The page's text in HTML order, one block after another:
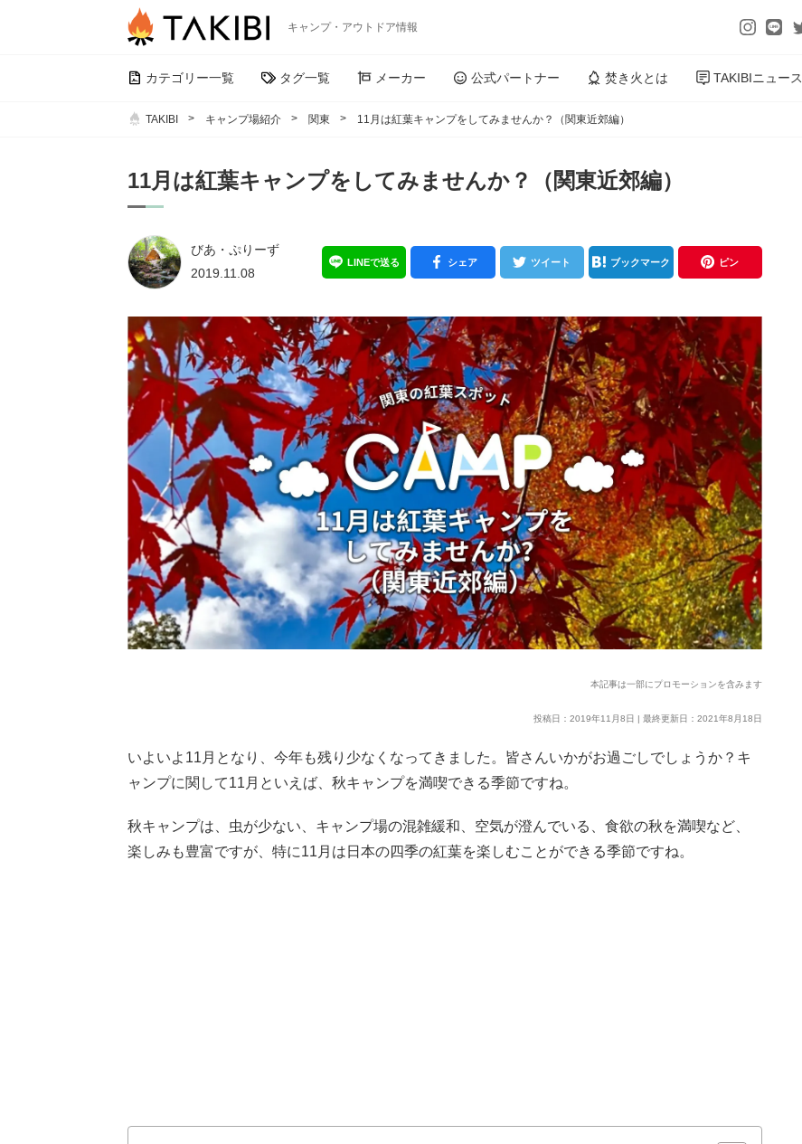
キャンプ・アウトドア情報
カテゴリー一覧 タグ一覧 メーカー 公式パートナー 焚き火とは TAKIBIニュース
TAKIBI キャンプ場紹介 関東 11月は紅葉キャンプをしてみませんか？（関東近郊編）
11月は紅葉キャンプをしてみませんか？（関東近郊編）
びあ・ぷりーず
2019.11.08
LINEで送る シェア ツイート ブックマーク ピン
本記事は一部にプロモーションを含みます
投稿日：2019年11月8日 | 最終更新日：2021年8月18日
いよいよ11月となり、今年も残り少なくなってきました。皆さんいかがお過ごしでしょうか？キ
ャンプに関して11月といえば、秋キャンプを満喫できる季節ですね。
秋キャンプは、虫が少ない、キャンプ場の混雑緩和、空気が澄んでいる、食欲の秋を満喫など、
楽しみも豊富ですが、特に11月は日本の四季の紅葉を楽しむことができる季節ですね。